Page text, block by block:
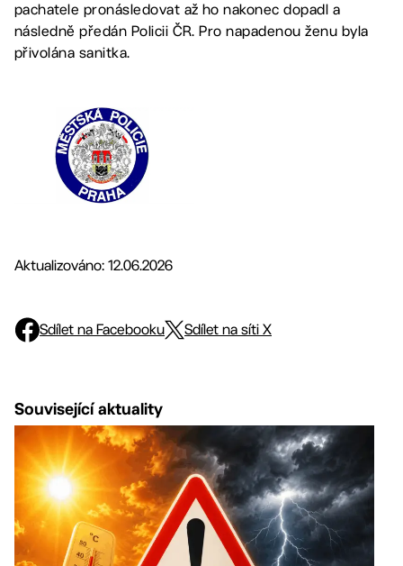
pachatele pronásledovat až ho nakonec dopadl a
následně předán Policii ČR. Pro napadenou ženu byla
přivolána sanitka.
Aktualizováno: 12.06.2026
Sdílet na Facebooku Sdílet na síti X
Související aktuality